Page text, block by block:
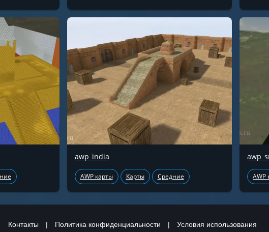
awp_india
AWP карты Карты Средние AWP
Контакты | Политика конфиденциальности | Условия использования